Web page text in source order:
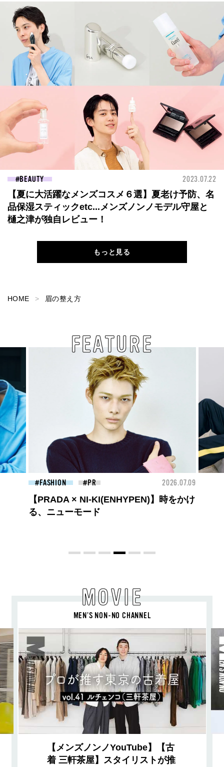
BEAUTY 2023.07.22
【夏に大活躍なメンズコスメ６選】夏老け予防、名
品保湿スティックetc...メンズノンノモデル守屋と
樋之津が独自レビュー！
もっと見る
HOME 眉の整え方
FEATURE
FASHION 2026.07.09
ロエベの新しい世界へようこそ。大胆な
コントラストとレイヤードの先に。装う
MOVIE
MEN’S NON-NO CHANNEL
【メンズノンノYouTube】【古
着 三軒茶屋】スタイリストが推